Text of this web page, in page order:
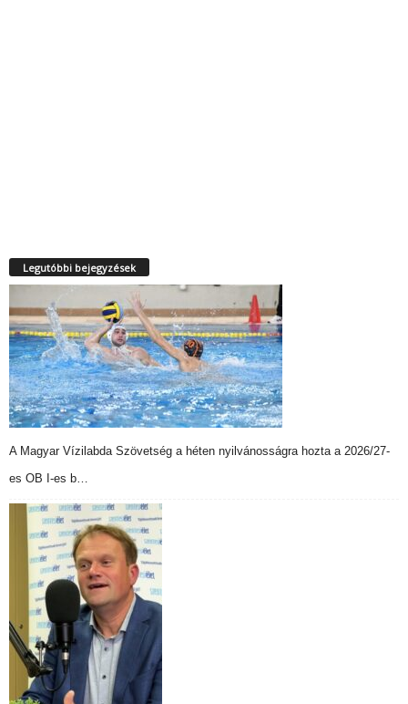
Legutóbbi bejegyzések
A Magyar Vízilabda Szövetség a héten nyilvánosságra hozta a 2026/27-
es OB I-es b…